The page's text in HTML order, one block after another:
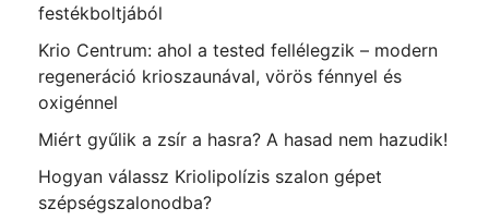
festékboltjából
Krio Centrum: ahol a tested fellélegzik – modern
regeneráció krioszaunával, vörös fénnyel és
oxigénnel
Miért gyűlik a zsír a hasra? A hasad nem hazudik!
Hogyan válassz Kriolipolízis szalon gépet
szépségszalonodba?